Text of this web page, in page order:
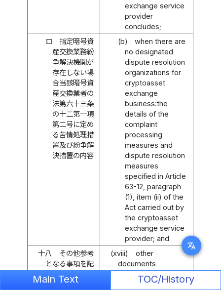
translate
exchange service
provider
concludes;
ロ
指定暗号資
産交換業務紛
争解決機関が
存在しない場
合当該暗号資
産交換業者の
法第六十三条
の十二第一項
第二号に定め
る苦情処理措
置及び紛争解
決措置の内容
(b)
when there are
no designated
dispute resolution
organizations for
cryptoasset
exchange
business:the
details of the
complaint
processing
measures and
dispute resolution
measures
specified in Article
63-12, paragraph
(1), item (ii) of the
Act carried out by
the cryptoasset
exchange service
provider; and
十八
その他参考
となる事項を記
載した書面
(xviii)
other
documents
containing other
relevant particulars.
Main Text TOC/History